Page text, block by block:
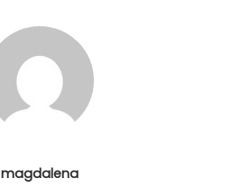
magdalena